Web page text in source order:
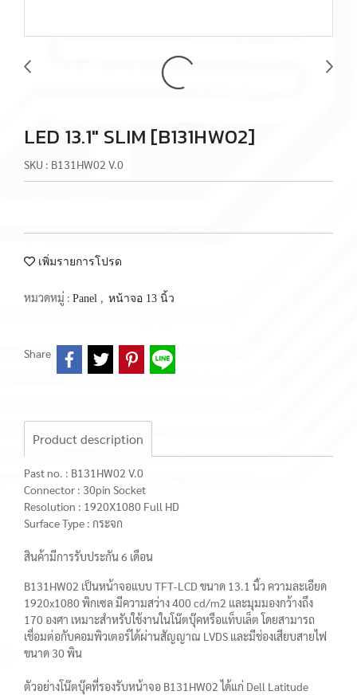
LED 13.1" SLIM [B131HW02]
SKU : B131HW02 V.0
เพิ่มรายการโปรด
หมวดหมู่ : Panel , หน้าจอ 13 นิ้ว
Share
Product description
Past no. : B131HW02 V.0
Connector : 30pin Socket
Resolution : 1920X1080 Full HD
Surface Type : กระจก
สินค้ามีการรับประกัน 6 เดือน
B131HW02 เป็นหน้าจอแบบ TFT-LCD ขนาด 13.1 นิ้ว ความละเอียด
1920x1080 พิกเซล มีความสว่าง 400 cd/m2 และมุมมองกว้างถึง
170 องศา เหมาะสำหรับใช้งานในโน๊ตบุ๊คหรือแท็บเล็ต โดยสามารถ
เชื่อมต่อกับคอมพิวเตอร์ได้ผ่านสัญญาณ LVDS และมีช่องเสียบสายไฟ
ขนาด 30 พิน
ตัวอย่างโน๊ตบุ๊คที่รองรับหน้าจอ B131HW02 ได้แก่ Dell Latitude